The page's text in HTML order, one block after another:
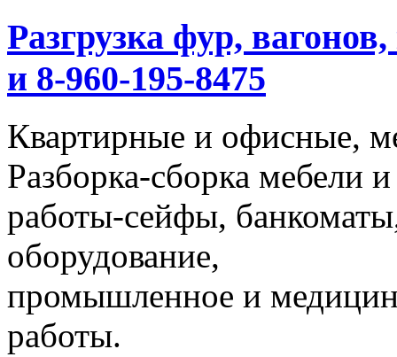
Разгрузка фур,
и 8-960-195-8475
Квартирные и офисные,
Разборка-сборка мебели
работы-сейфы,
оборудование,
промышленное и
работы.